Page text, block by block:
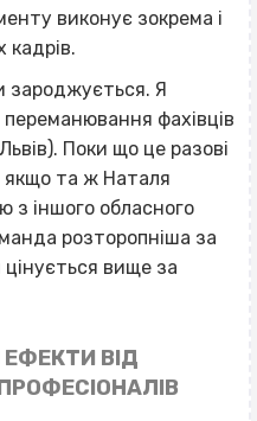
виконує зокрема і
кадрів.
зароджується. Я
фахівців
Поки що це разові
якщо та ж Наталя
з іншого обласного
розторопніша за
цінується вище за
ЕФЕКТИ ВІД